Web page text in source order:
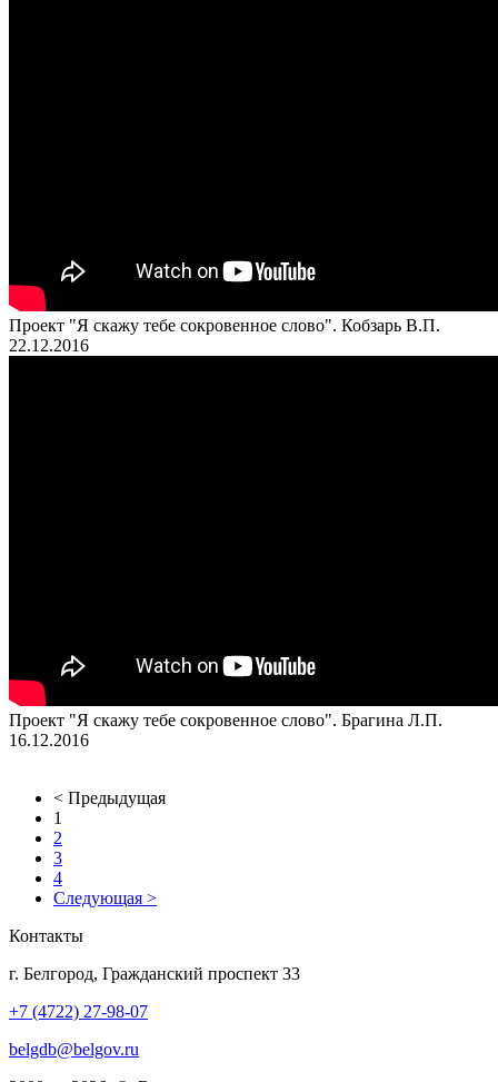
Проект "Я скажу тебе сокровенное слово". Кобзарь В.П.
22.12.2016
Проект "Я скажу тебе сокровенное слово". Брагина Л.П.
16.12.2016
< Предыдущая
1
2
3
4
Следующая >
Контакты
г. Белгород, Гражданский проспект 33
+7 (4722) 27-98-07
belgdb@belgov.ru